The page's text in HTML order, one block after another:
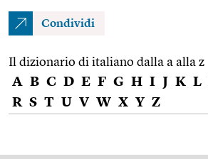
Condividi
Il dizionario di italiano dalla a alla z
A B C D E F G H I J K L
R S T U V W X Y Z